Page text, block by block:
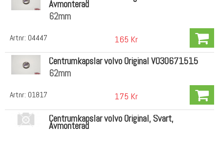
Artnr: 04447
Avmonterad
62mm
165 Kr
Artnr: 01817
Centrumkapslar volvo Original VO30671515
62mm
175 Kr
Centrumkapslar volvo Original, Svart,
Avmonterad